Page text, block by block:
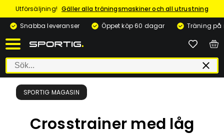
Utförsäljning! Gäller alla träningsmaskiner och all utrustning
Snabba leveranser
Öppet köp 60 dagar Träning på
SPORTIG MAGASIN
Crosstrainer med låg